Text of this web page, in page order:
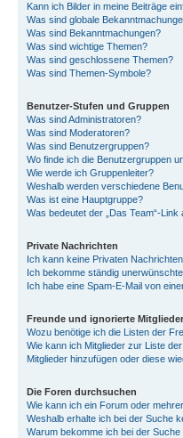
Kann ich Bilder in meine Beiträge
Was sind globale
Was sind Bekanntmachungen?
Was sind wichtige Themen?
Was sind geschlossene Themen?
Was sind Themen-Symbole?
Benutzer-Stufen und Gruppen
Was sind Administratoren?
Was sind Moderatoren?
Was sind Benutzergruppen?
Wo finde ich die Benutzergruppen
Wie werde ich Gruppenleiter?
Weshalb werden verschiedene
Was ist eine Hauptgruppe?
Was bedeutet der „Das Team“-
Private Nachrichten
Ich kann keine Privaten
Ich bekomme ständig
Ich habe eine Spam-E-Mail von
Freunde und ignorierte Mitglieder
Wozu benötige ich die Listen der
Wie kann ich Mitglieder zur Liste
Mitglieder hinzufügen oder diese
Die Foren durchsuchen
Wie kann ich ein Forum oder
Weshalb erhalte ich bei der Suche
Warum bekomme ich bei der Suche